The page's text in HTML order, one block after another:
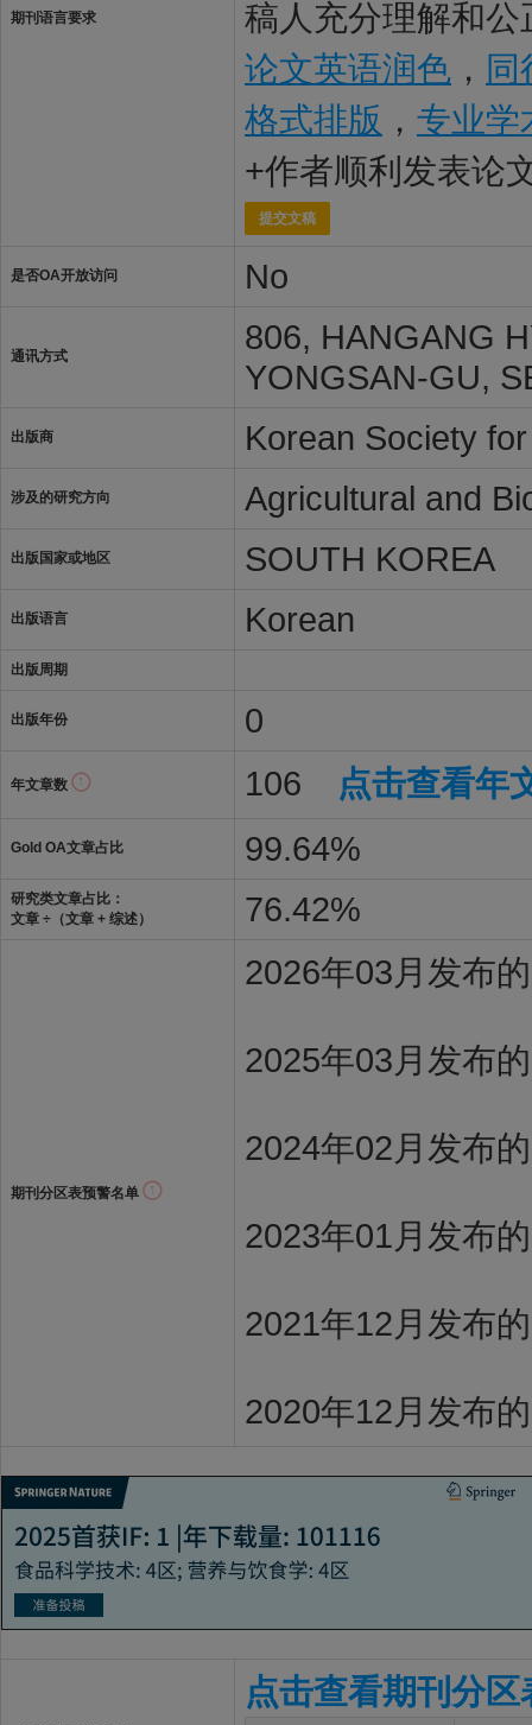
期刊语言要求
稿人充分理解和
论文英语润色 ， 同
格式排版 ， 专业学
+作者顺利发表论
提交文稿
是否OA开放访问 No
通讯方式
806, HANGANG
YONGSAN-GU,
出版商 Korean Society
涉及的研究方向 Agricultural and
出版国家或地区 SOUTH KOREA
出版语言 Korean
出版周期
出版年份 0
年文章数 106 点击查看年
Gold OA文章占比 99.64%
研究类文章占比：
文章 ÷（文章 + 综述）
76.42%
期刊分区表预警名单
2026年03月发布
2025年03月发布
2024年02月发布
2023年01月发布
2021年12月发布
2020年12月发布
点击查看期刊分区